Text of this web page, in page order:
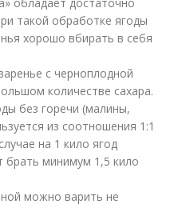
такой обработке ягоды
хорошо вбирать в себя
с черноплодной
количестве сахара.
без горечи (малины,
из соотношения 1:1
на 1 кило ягод
брать минимум 1,5 кило
можно варить не